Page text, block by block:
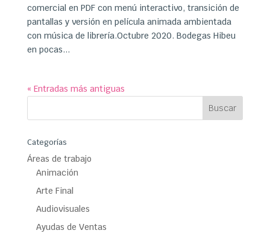
comercial en PDF con menú interactivo, transición de
pantallas y versión en película animada ambientada
con música de librería.Octubre 2020. Bodegas Hibeu
en pocas...
« Entradas más antiguas
Categorías
Áreas de trabajo
Animación
Arte Final
Audiovisuales
Ayudas de Ventas